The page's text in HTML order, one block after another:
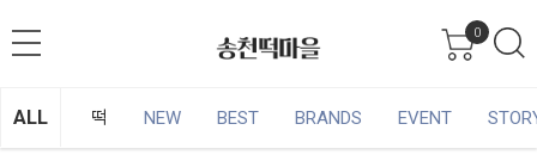
0
ALL 떡 NEW BEST BRANDS EVENT